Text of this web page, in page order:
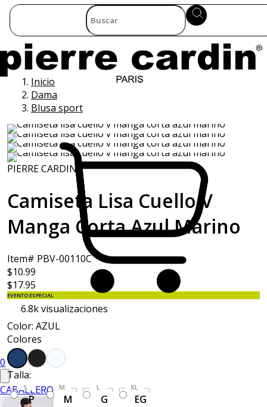
0
CABALLERO
Inicio
Dama
Blusa sport
PIERRE CARDIN
Camiseta Lisa Cuello V
Manga Corta Azul Marino
Item# PBV-00110C
$10.99
$17.95
EVENTO ESPECIAL
6.8kvisualizaciones
Color: AZUL
Colores
Talla:
S
P
M
M
L
G
XL
EG